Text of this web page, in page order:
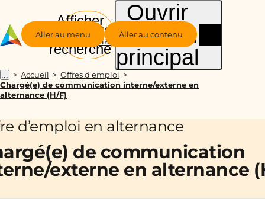
Aller au menu Aller au contenu
Groupe
Alternance
Afficher
la
recherche
Ouvrir
le menu
principal
... Accueil
Offres d'emploi
Chargé(e) de communication interne/externe en
alternance (H/F)
d’emploi en alternance
de communication
externe en alternance